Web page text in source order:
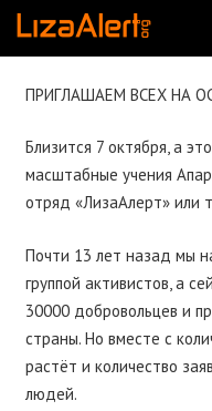
ПРИГЛАШАЕМ ВСЕХ НА
Близится 7 октября, а
масштабные учения
отряд «ЛизаАлерт» или
Почти 13 лет назад мы
группой активистов, а
30000 добровольцев и
страны. Но вместе с
растёт и количество
людей.